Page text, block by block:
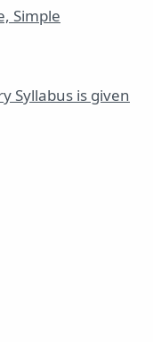
Simple
Syllabus is given